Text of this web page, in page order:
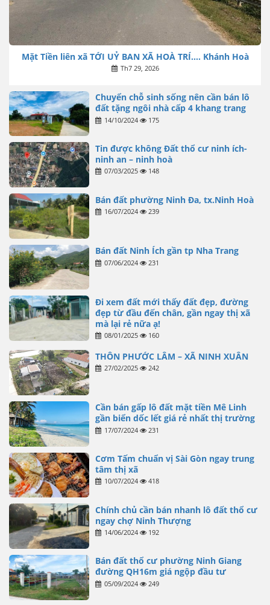
Mặt Tiền liên xã TỚI UỶ BAN XÃ HOÀ TRÍ…. Khánh Hoà
Th7 29, 2026
Chuyển chỗ sinh sống nên cần bán lô
đất tặng ngôi nhà cấp 4 khang trang
14/10/2024 175
Tin được không Đất thổ cư ninh ích-
ninh an – ninh hoà
07/03/2025 148
Bán đất phường Ninh Đa, tx.Ninh Hoà
16/07/2024 239
Bán đất Ninh Ích gần tp Nha Trang
07/06/2024 231
Đi xem đất mới thấy đất đẹp, đường
đẹp từ đầu đến chân, gần ngay thị xã
mà lại rẻ nữa ạ!
08/01/2025 160
THÔN PHƯỚC LÂM – XÃ NINH XUÂN
27/02/2025 242
Cần bán gấp lô đất mặt tiền Mê Linh
gần biển dốc lết giá rẻ nhất thị trường
17/07/2024 231
Cơm Tấm chuẩn vị Sài Gòn ngay trung
tâm thị xã
10/07/2024 418
Chính chủ cần bán nhanh lô đất thổ cư
ngay chợ Ninh Thượng
14/06/2024 192
Bán đất thổ cư phường Ninh Giang
đường QH16m giá ngộp đầu tư
05/09/2024 249